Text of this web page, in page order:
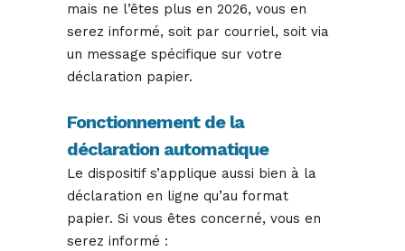
mais ne l’êtes plus en 2026, vous en
serez informé, soit par courriel, soit via
un message spécifique sur votre
déclaration papier.
Fonctionnement de la
déclaration automatique
Le dispositif s’applique aussi bien à la
déclaration en ligne qu’au format
papier. Si vous êtes concerné, vous en
serez informé :